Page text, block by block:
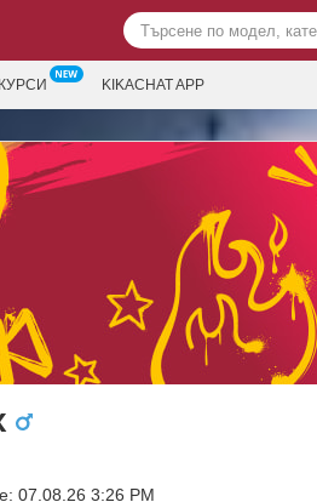
KIKACHAT APP
07.08.26 3:26 PM